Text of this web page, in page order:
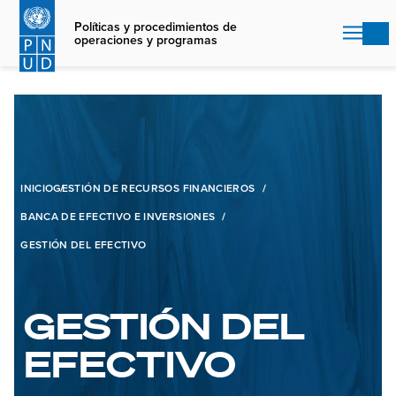
Skip
main
content
Políticas y procedimientos de
operaciones y programas
INICIOGESTIÓN DE RECURSOS FINANCIEROS
BANCA DE EFECTIVO E INVERSIONES
GESTIÓN DEL EFECTIVO
GESTIÓN DEL
EFECTIVO